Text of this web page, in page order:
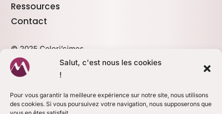
Salut, c'est nous les cookies
!
Pour vous garantir la meilleure expérience sur notre site, nous utilisons
des cookies. Si vous poursuivez votre navigation, nous supposerons que
Ressources
Contact
© 2025 Colori’cimes
Mentions légales
Politique de confidentialité
 Réseau Café Echo 74